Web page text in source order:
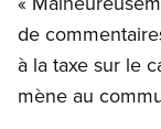
de
à la taxe sur le
mène au